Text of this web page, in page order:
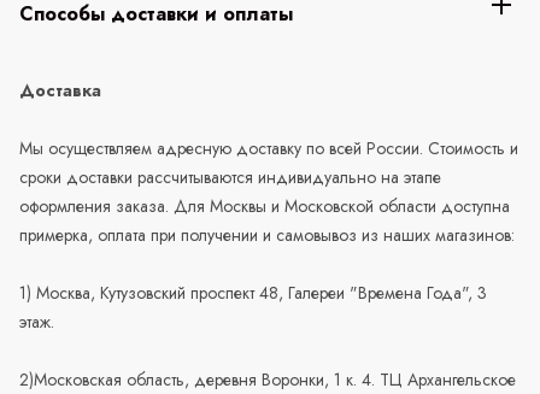
Способы доставки и оплаты
Доставка
Мы осуществляем адресную доставку по всей России. Стоимость и
сроки доставки рассчитываются индивидуально на этапе
оформления заказа. Для Москвы и Московской области доступна
примерка, оплата при получении и самовывоз из наших магазинов:
1) Москва, Кутузовский проспект 48, Галереи "Времена Года", 3
этаж.
2)Московская область, деревня Воронки, 1 к. 4. ТЦ Архангельское